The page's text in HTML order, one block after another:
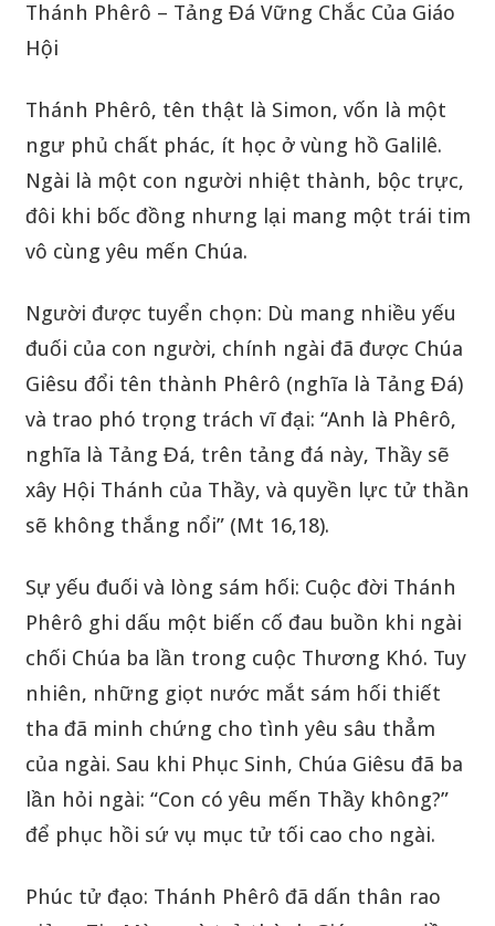
Thánh Phêrô – Tảng Đá Vững Chắc Của Giáo
Hội
Thánh Phêrô, tên thật là Simon, vốn là một
ngư phủ chất phác, ít học ở vùng hồ Galilê.
Ngài là một con người nhiệt thành, bộc trực,
đôi khi bốc đồng nhưng lại mang một trái tim
vô cùng yêu mến Chúa.
Người được tuyển chọn: Dù mang nhiều yếu
đuối của con người, chính ngài đã được Chúa
Giêsu đổi tên thành Phêrô (nghĩa là Tảng Đá)
và trao phó trọng trách vĩ đại: “Anh là Phêrô,
nghĩa là Tảng Đá, trên tảng đá này, Thầy sẽ
xây Hội Thánh của Thầy, và quyền lực tử thần
sẽ không thắng nổi” (Mt 16,18).
Sự yếu đuối và lòng sám hối: Cuộc đời Thánh
Phêrô ghi dấu một biến cố đau buồn khi ngài
chối Chúa ba lần trong cuộc Thương Khó. Tuy
nhiên, những giọt nước mắt sám hối thiết
tha đã minh chứng cho tình yêu sâu thẳm
của ngài. Sau khi Phục Sinh, Chúa Giêsu đã ba
lần hỏi ngài: “Con có yêu mến Thầy không?”
để phục hồi sứ vụ mục tử tối cao cho ngài.
Phúc tử đạo: Thánh Phêrô đã dấn thân rao